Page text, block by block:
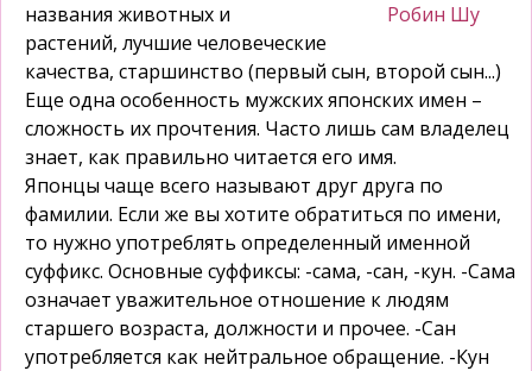
Робин Шу
названия животных и
растений, лучшие человеческие
качества, старшинство (первый сын, второй сын...)
Еще одна особенность мужских японских имен –
сложность их прочтения. Часто лишь сам владелец
знает, как правильно читается его имя.
Японцы чаще всего называют друг друга по
фамилии. Если же вы хотите обратиться по имени,
то нужно употреблять определенный именной
суффикс. Основные суффиксы: -сама, -сан, -кун. -Сама
означает уважительное отношение к людям
старшего возраста, должности и прочее. -Сан
употребляется как нейтральное обращение. -Кун